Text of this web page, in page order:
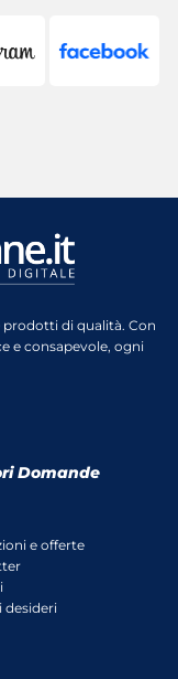
prodotti di qualità. Con
e consapevole, ogni
Domande
e offerte
desideri